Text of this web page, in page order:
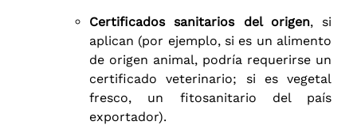
Certificados sanitarios del origen, si
aplican (por ejemplo, si es un alimento
de origen animal, podría requerirse un
certificado veterinario; si es vegetal
fresco, un fitosanitario del país
exportador).